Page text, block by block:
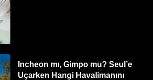
Incheon mı, Gimpo mu? Seul’e
Uçarken Hangi Havalimanını